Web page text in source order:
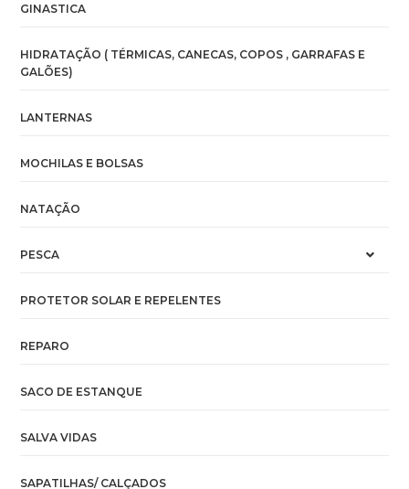
GINASTICA
HIDRATAÇÃO ( TÉRMICAS, CANECAS, COPOS , GARRAFAS E
GALÕES)
LANTERNAS
MOCHILAS E BOLSAS
NATAÇÃO
PESCA
PROTETOR SOLAR E REPELENTES
REPARO
SACO DE ESTANQUE
SALVA VIDAS
SAPATILHAS/ CALÇADOS